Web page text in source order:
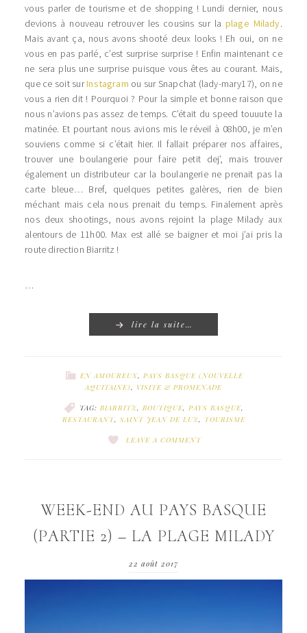
vous parler de tourisme et de shopping ! Lundi dernier, nous
devions à nouveau retrouver les cousins sur la plage Milady.
Mais avant ça, nous avons shooté deux looks ! Eh oui, on ne
vous en pas parlé, c’est surprise surprise ! Enfin maintenant ce
ne sera plus une surprise puisque vous êtes au courant. Mais,
que ce soit surInstagram ou sur Snapchat (lady-mary17), on ne
vous a rien dit ! Pourquoi ? Pour la simple et bonne raison que
nous n’avions pas assez de temps. C’était du speed touuute la
matinée. Et pourtant nous avions mis le réveil à 08h00, je m’en
souviens comme si c’était hier. Il fallait préparer nos affaires,
trouver une boulangerie pour faire petit dej’, mais trouver
également un distributeur car la boulangerie ne prenait pas la
carte bleue… Bref, quelques petites galères, rien de bien
méchant mais cela nous prenait du temps. Finalement après
nos deux shootings, nous avons rejoint la plage Milady aux
alentours de 11h00. Max est allé se baigner et moi j’ai pris la
route direction Biarritz !
…
lire la suite…
EN AMOUREUX, PAYS BASQUE (NOUVELLE
AQUITAINE), VISITE & PROMENADE
TAG: BIARRITZ, BOUTIQUE, PAYS BASQUE,
RESTAURANT, SAINT JEAN DE LUZ, TOURISME
LEAVE A COMMENT
WEEK-END AU PAYS BASQUE
(PARTIE 2) – LA PLAGE MILADY
22 août 2017